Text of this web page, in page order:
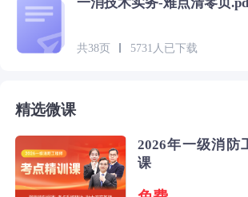
共38页 5731人已下载
精选微课
2026年一级消防
课